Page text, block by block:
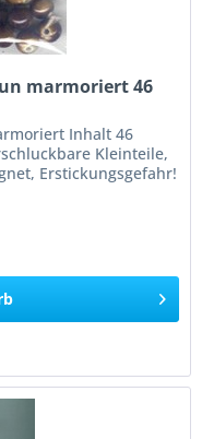
marmoriert 46
Inhalt 46
Kleinteile,
Erstickungsgefahr!